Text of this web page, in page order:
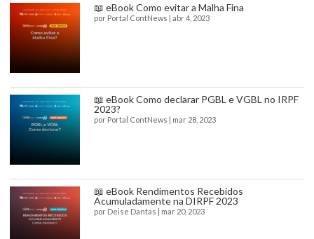
📖 eBook Como evitar a Malha Fina
por Portal ContNews | abr 4, 2023
📖 eBook Como declarar PGBL e VGBL no IRPF
2023?
por Portal ContNews | mar 28, 2023
📖 eBook Rendimentos Recebidos
Acumuladamente na DIRPF 2023
por Deise Dantas | mar 20, 2023